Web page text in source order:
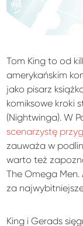
Tom King to od
amerykańskim
jako pisarz
komiksowe kroki
(Nightwinga). W
scenarzystę
zauważa w
warto też
The Omega Men.
za
King i Gerads